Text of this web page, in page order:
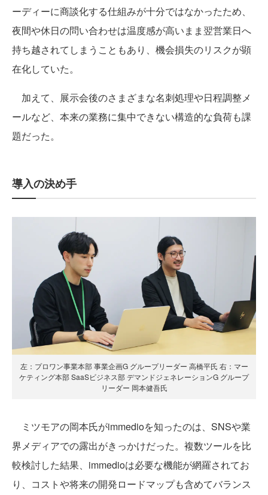
ーディーに商談化する仕組みが十分ではなかったため、
夜間や休日の問い合わせは温度感が高いまま翌営業日へ
持ち越されてしまうこともあり、機会損失のリスクが顕
在化していた。
加えて、展示会後のさまざまな名刺処理や日程調整メ
ールなど、本来の業務に集中できない構造的な負荷も課
題だった。
導入の決め手
左：プロワン事業本部 事業企画G グループリーダー 高橋平氏 右：マー
ケティング本部 SaaSビジネス部 デマンドジェネレーションG グループ
リーダー 岡本健吾氏
ミツモアの岡本氏がimmedioを知ったのは、SNSや業
界メディアでの露出がきっかけだった。複数ツールを比
較検討した結果、immedioは必要な機能が網羅されてお
り、コストや将来の開発ロードマップも含めてバランス